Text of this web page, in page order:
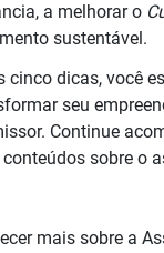
a melhorar o
sustentável.
cinco dicas, você
seu
Continue
sobre o
mais sobre a